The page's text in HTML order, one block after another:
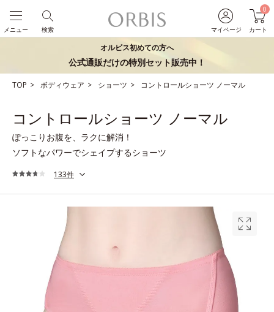
マイページ
0
カート
検索
メニュー
オルビス初めての方へ
公式通販だけの特別セット販売中！
TOP ボディウェア ショーツ コントロールショーツ ノーマル
コントロールショーツ ノーマル
ぽっこりお腹を、ラクに解消！
ソフトなパワーでシェイプするショーツ
133件